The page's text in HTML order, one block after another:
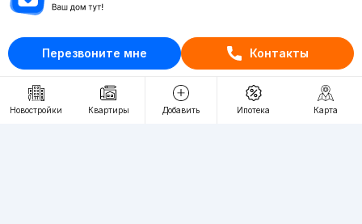
Перезвоните мне Контакты
Новостройки Квартиры Добавить Ипотека Карта
Отдел рекламы
+998 (78) 113-20-86
+998 (93) 390-30-10
Пн-Пт. С 9:30 до 18:00